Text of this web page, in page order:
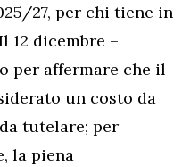
27, per chi tiene in
12 dicembre –
per affermare che il
un costo da
tutelare; per
la piena